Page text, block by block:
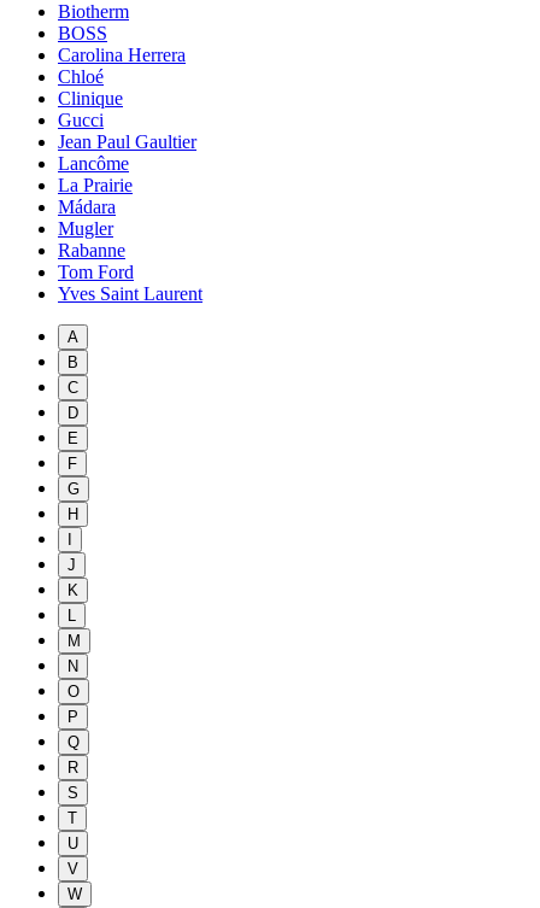
Biotherm
BOSS
Carolina Herrera
Chloé
Clinique
Gucci
Jean Paul Gaultier
Lancôme
La Prairie
Mádara
Mugler
Rabanne
Tom Ford
Yves Saint Laurent
A
B
C
D
E
F
G
H
J
K
L
M
N
O
P
Q
R
S
T
U
V
W